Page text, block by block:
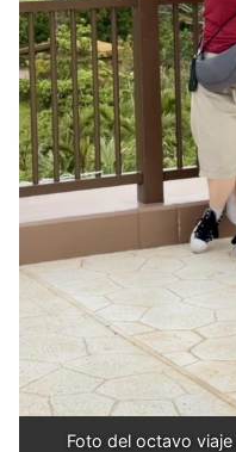
Foto del octavo